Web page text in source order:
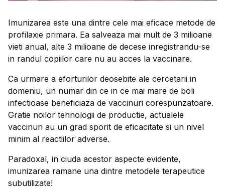
Imunizarea este una dintre cele mai eficace metode de
profilaxie primara. Ea salveaza mai mult de 3 milioane
vieti anual, alte 3 milioane de decese inregistrandu-se
in randul copiilor care nu au acces la vaccinare.
Ca urmare a eforturilor deosebite ale cercetarii in
domeniu, un numar din ce in ce mai mare de boli
infectioase beneficiaza de vaccinuri corespunzatoare.
Gratie noilor tehnologii de productie, actualele
vaccinuri au un grad sporit de eficacitate si un nivel
minim al reactiilor adverse.
Paradoxal, in ciuda acestor aspecte evidente,
imunizarea ramane una dintre metodele terapeutice
subutilizate!